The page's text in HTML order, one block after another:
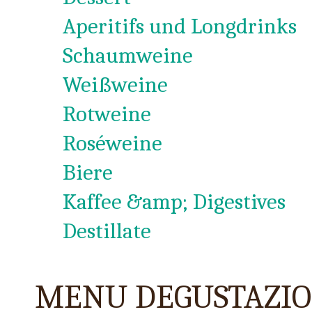
Aperitifs und Longdrinks
Schaumweine
Weißweine
Rotweine
Roséweine
Biere
Kaffee &amp; Digestives
Destillate
MENU